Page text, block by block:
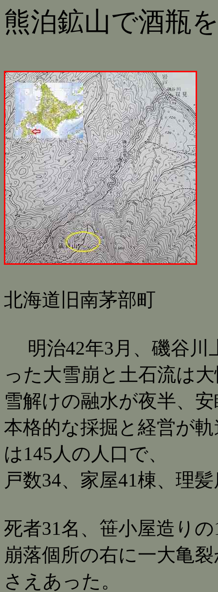
熊泊鉱山で酒瓶
北海道旧南茅部町
明治42年3月、磯谷川
った大雪崩と土石流は
雪解けの融水が夜半、
本格的な採掘と経営が
は145人の人口で、
戸数34、家屋41棟、理
死者31名、笹小屋造り
崩落個所の右に一大亀
さえあった。